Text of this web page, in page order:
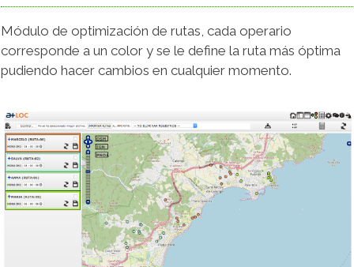
Módulo de optimización de rutas, cada operario
corresponde a un color y se le define la ruta más óptima
pudiendo hacer cambios en cualquier momento.